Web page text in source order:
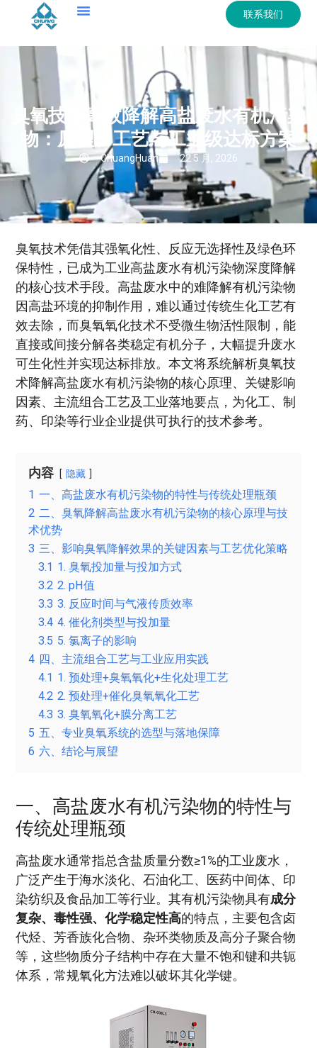
联系我们
臭氧技术高效降解高盐废水有机污染
物：原理、工艺与工业级达标方案
ChuangHuan 22 5 月, 2026
臭氧技术凭借其强氧化性、反应无选择性及绿色环
保特性，已成为工业高盐废水有机污染物深度降解
的核心技术手段。高盐废水中的难降解有机污染物
因高盐环境的抑制作用，难以通过传统生化工艺有
效去除，而臭氧氧化技术不受微生物活性限制，能
直接或间接分解各类稳定有机分子，大幅提升废水
可生化性并实现达标排放。本文将系统解析臭氧技
术降解高盐废水有机污染物的核心原理、关键影响
因素、主流组合工艺及工业落地要点，为化工、制
药、印染等行业企业提供可执行的技术参考。
内容 隐藏
1 一、高盐废水有机污染物的特性与传统处理瓶颈
2 二、臭氧降解高盐废水有机污染物的核心原理与技
术优势
3 三、影响臭氧降解效果的关键因素与工艺优化策略
3.1 1. 臭氧投加量与投加方式
3.2 2. pH值
3.3 3. 反应时间与气液传质效率
3.4 4. 催化剂类型与投加量
3.5 5. 氯离子的影响
4 四、主流组合工艺与工业应用实践
4.1 1. 预处理+臭氧氧化+生化处理工艺
4.2 2. 预处理+催化臭氧氧化工艺
4.3 3. 臭氧氧化+膜分离工艺
5 五、专业臭氧系统的选型与落地保障
6 六、结论与展望
一、高盐废水有机污染物的特性与
传统处理瓶颈
高盐废水通常指总含盐质量分数≥1%的工业废水，
广泛产生于海水淡化、石油化工、医药中间体、印
染纺织及食品加工等行业。其有机污染物具有成分
复杂、毒性强、化学稳定性高的特点，主要包含卤
代烃、芳香族化合物、杂环类物质及高分子聚合物
等，这些物质分子结构中存在大量不饱和键和共轭
体系，常规氧化方法难以破坏其化学键。